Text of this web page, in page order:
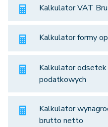
Kalkulator VAT
Kalkulator formy
Kalkulator odsetek
podatkowych
Kalkulator
brutto netto